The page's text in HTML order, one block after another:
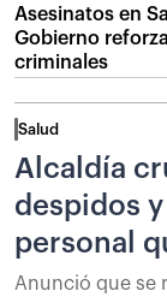
Asesinatos en
Gobierno
criminales
Salud
Alcaldía
despidos
personal
Anunció que se